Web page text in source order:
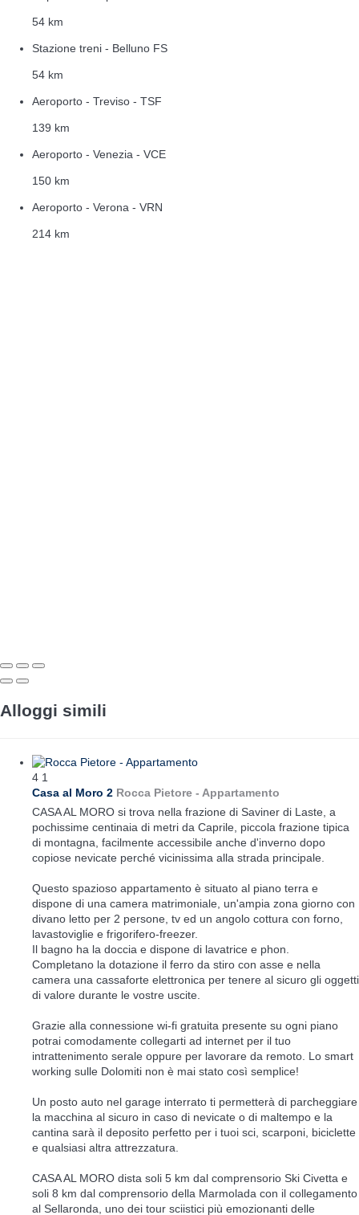
54 km
Stazione treni - Belluno FS
54 km
Aeroporto - Treviso - TSF
139 km
Aeroporto - Venezia - VCE
150 km
Aeroporto - Verona - VRN
214 km
Alloggi simili
4 1
Casa al Moro 2 Rocca Pietore - Appartamento
CASA AL MORO si trova nella frazione di Saviner di Laste, a
pochissime centinaia di metri da Caprile, piccola frazione tipica
di montagna, facilmente accessibile anche d'inverno dopo
copiose nevicate perché vicinissima alla strada principale.
Questo spazioso appartamento è situato al piano terra e
dispone di una camera matrimoniale, un'ampia zona giorno con
divano letto per 2 persone, tv ed un angolo cottura con forno,
lavastoviglie e frigorifero-freezer.
Il bagno ha la doccia e dispone di lavatrice e phon.
Completano la dotazione il ferro da stiro con asse e nella
camera una cassaforte elettronica per tenere al sicuro gli oggetti
di valore durante le vostre uscite.
Grazie alla connessione wi-fi gratuita presente su ogni piano
potrai comodamente collegarti ad internet per il tuo
intrattenimento serale oppure per lavorare da remoto. Lo smart
working sulle Dolomiti non è mai stato così semplice!
Un posto auto nel garage interrato ti permetterà di parcheggiare
la macchina al sicuro in caso di nevicate o di maltempo e la
cantina sarà il deposito perfetto per i tuoi sci, scarponi, biciclette
e qualsiasi altra attrezzatura.
CASA AL MORO dista soli 5 km dal comprensorio Ski Civetta e
soli 8 km dal comprensorio della Marmolada con il collegamento
al Sellaronda, uno dei tour sciistici più emozionanti delle